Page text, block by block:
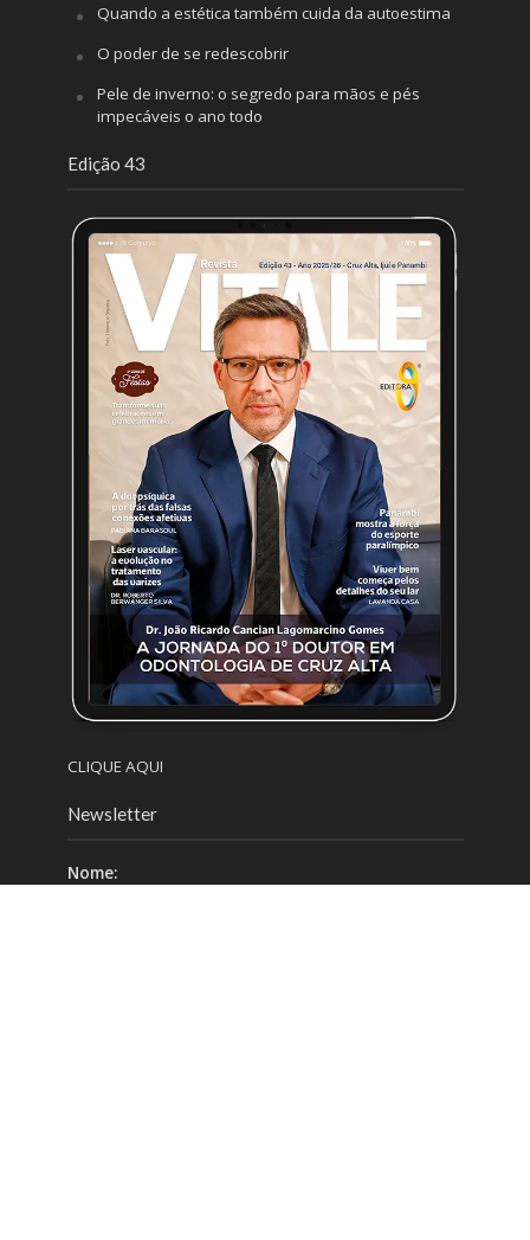
Quando a estética também cuida da autoestima
O poder de se redescobrir
Pele de inverno: o segredo para mãos e pés
impecáveis o ano todo
Edição 43
CLIQUE AQUI
Newsletter
Nome: